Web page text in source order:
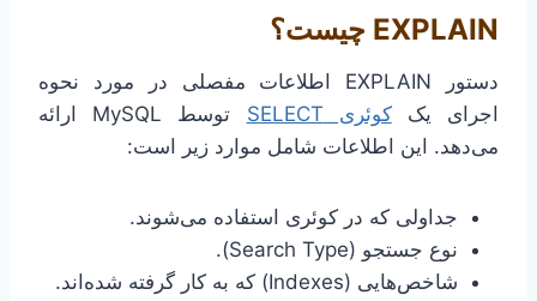
EXPLAIN چیست؟
دستور EXPLAIN اطلاعات مفصلی در مورد نحوه
اجرای یککوئری SELECT
توسط MySQL ارائه
می‌دهد. این اطلاعات شامل موارد زیر است:
جداولی که در کوئری استفاده می‌شوند.
نوع جستجو (Search Type).
شاخص‌هایی (Indexes) که به کار گرفته شده‌اند.